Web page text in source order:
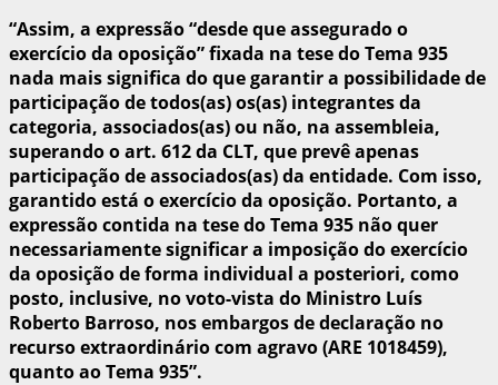
“Assim, a expressão “desde que assegurado o
exercício da oposição” fixada na tese do Tema 935
nada mais significa do que garantir a possibilidade de
participação de todos(as) os(as) integrantes da
categoria, associados(as) ou não, na assembleia,
superando o art. 612 da CLT, que prevê apenas
participação de associados(as) da entidade. Com isso,
garantido está o exercício da oposição. Portanto, a
expressão contida na tese do Tema 935 não quer
necessariamente significar a imposição do exercício
da oposição de forma individual a posteriori, como
posto, inclusive, no voto-vista do Ministro Luís
Roberto Barroso, nos embargos de declaração no
recurso extraordinário com agravo (ARE 1018459),
quanto ao Tema 935”.